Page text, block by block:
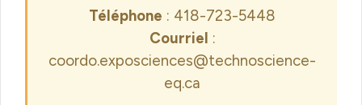
Téléphone : 418-723-5448
Courriel :
coordo.exposciences@technoscience-
eq.ca